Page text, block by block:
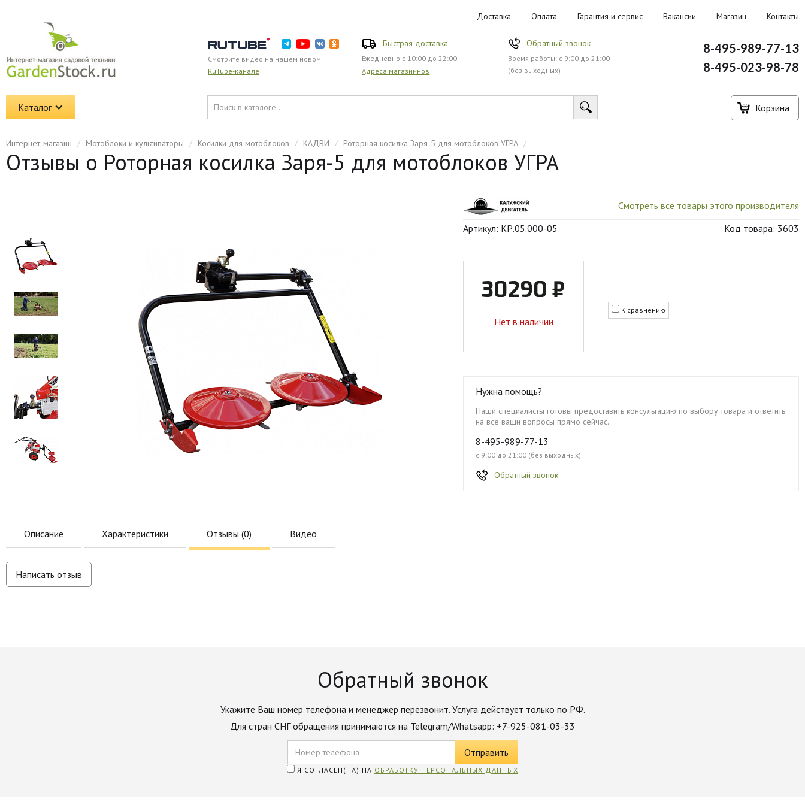
Доставка Оплата Гарантия и сервис Вакансии Магазин Контакты
Смотрите видео на нашем новом
RuTube-канале
Быстрая доставка
Ежедневно с 10:00 до 22:00
Адреса магазиинов
Обратный звонок
Время работы: с 9:00 до 21:00
(без выходных)
8-495-989-77-13
8-495-023-98-78
Каталог Корзина
Интернет-магазин / Мотоблоки и культиваторы / Косилки для мотоблоков / КАДВИ / Роторная косилка Заря-5 для мотоблоков УГРА /
Отзывы о Роторная косилка Заря-5 для мотоблоков УГРА
Смотреть все товары этого производителя
Артикул: КР.05.000-05
Код товара: 3603
30290 ₽
Нет в наличии
К сравнению
Нужна помощь?
Наши специалисты готовы предоставить консультацию по выбору товара и ответить
на все ваши вопросы прямо сейчас.
8-495-989-77-13
с 9:00 до 21:00 (без выходных)
Обратный звонок
Описание Характеристики Отзывы (0) Видео
Написать отзыв
Обратный звонок
Укажите Ваш номер телефона и менеджер перезвонит. Услуга действует только по РФ.
Для стран СНГ обращения принимаются на Telegram/Whatsapp: +7-925-081-03-33
Я СОГЛАСЕН(НА) НА ОБРАБОТКУ ПЕРСОНАЛЬНЫХ ДАННЫХ